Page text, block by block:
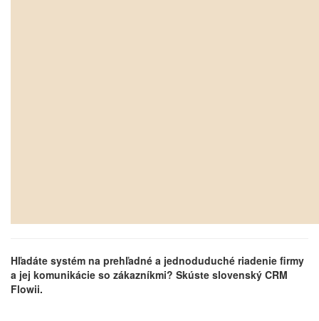
Hľadáte systém na prehľadné a jednoduduché riadenie firmy
a jej komunikácie so zákazníkmi? Skúste slovenský CRM
Flowii.